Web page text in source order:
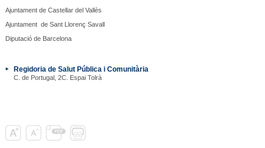
Ajuntament de Castellar del Vallès
Ajuntament de Sant Llorenç Savall
Diputació de Barcelona
Regidoria de Salut Pública i Comunitària
C. de Portugal, 2C. Espai Tolrà